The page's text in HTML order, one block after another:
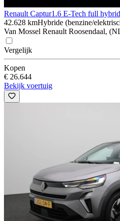
Renault Captur1.6 E-Tech full
42.628 kmHybride (benzine/
Van Mossel Renault Roosendaal,
Vergelijk
Kopen
€ 26.644
Bekijk voertuig